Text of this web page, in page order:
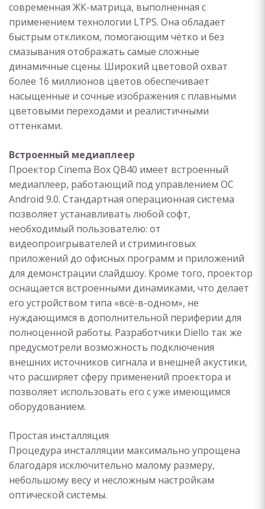
современная ЖК-матрица, выполненная с
применением технологии LTPS. Она обладает
быстрым откликом, помогающим чётко и без
смазывания отображать самые сложные
динамичные сцены. Широкий цветовой охват
более 16 миллионов цветов обеспечивает
насыщенные и сочные изображения с плавными
цветовыми переходами и реалистичными
оттенками.
Встроенный медиаплеер
Проектор Cinema Box QB40 имеет встроенный
медиаплеер, работающий под управлением ОС
Android 9.0. Стандартная операционная система
позволяет устанавливать любой софт,
необходимый пользователю: от
видеопроигрывателей и стриминговых
приложений до офисных программ и приложений
для демонстрации слайдшоу. Кроме того, проектор
оснащается встроенными динамиками, что делает
его устройством типа «всё-в-одном», не
нуждающимся в дополнительной периферии для
полноценной работы. Разработчики Diello так же
предусмотрели возможность подключения
внешних источников сигнала и внешней акустики,
что расширяет сферу применений проектора и
позволяет использовать его с уже имеющимся
оборудованием.
Простая инсталляция
Процедура инсталляции максимально упрощена
благодаря исключительно малому размеру,
небольшому весу и несложным настройкам
оптической системы.